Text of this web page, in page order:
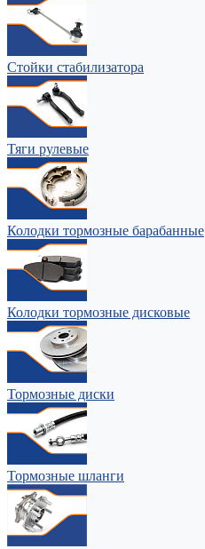
Стойки стабилизатора
Тяги рулевые
Колодки тормозные барабанные
Колодки тормозные дисковые
Тормозные диски
Тормозные шланги